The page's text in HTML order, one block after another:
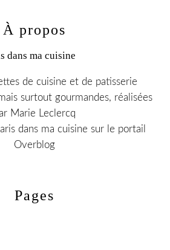
Pages
À propos
de cuisine et de patisserie
surtout gourmandes, réalisées
Marie Leclercq
dans ma cuisine sur le portail
Overblog